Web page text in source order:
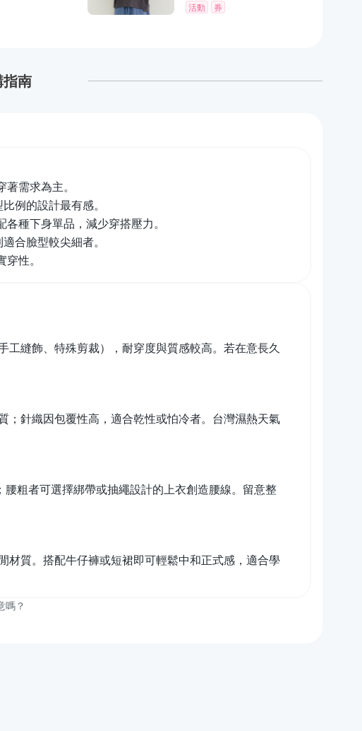
活動 券
南
需求為主。
例的設計最有感。
種下身單品，減少穿搭壓力。
合臉型較尖細者。
性。
縫飾、特殊剪裁），耐穿度與質感較高。若在意長久
；針織因包覆性高，適合乾性或怕冷者。台灣濕熱天氣
粗者可選擇綁帶或抽繩設計的上衣創造腰線。留意整
質。搭配牛仔褲或短裙即可輕鬆中和正式感，適合學
嗎？